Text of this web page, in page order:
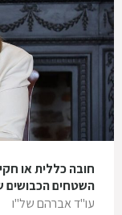
חובה כללית או
השטחים הכבושים
עו"ד אברהם של"ו